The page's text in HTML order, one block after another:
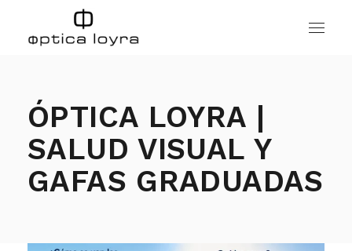
ÓPTICA LOYRA |
SALUD VISUAL Y
GAFAS GRADUADAS